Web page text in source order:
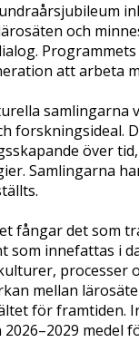
och
att arbeta
samlingarna
forskningsideal.
över
Samlingarna
fångar det som
som innefattas i
processer
mellan
för framtiden.
2026–2029 medel